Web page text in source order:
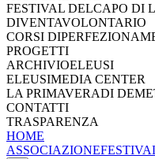
FESTIVAL DELCAPO DI
DIVENTAVOLONTARIO
CORSI DI
PROGETTI
ARCHIVIOELEUSI
ELEUSIMEDIA CENTER
LA PRIMAVERADI
CONTATTI
TRASPARENZA
HOME
ASSOCIAZIONE